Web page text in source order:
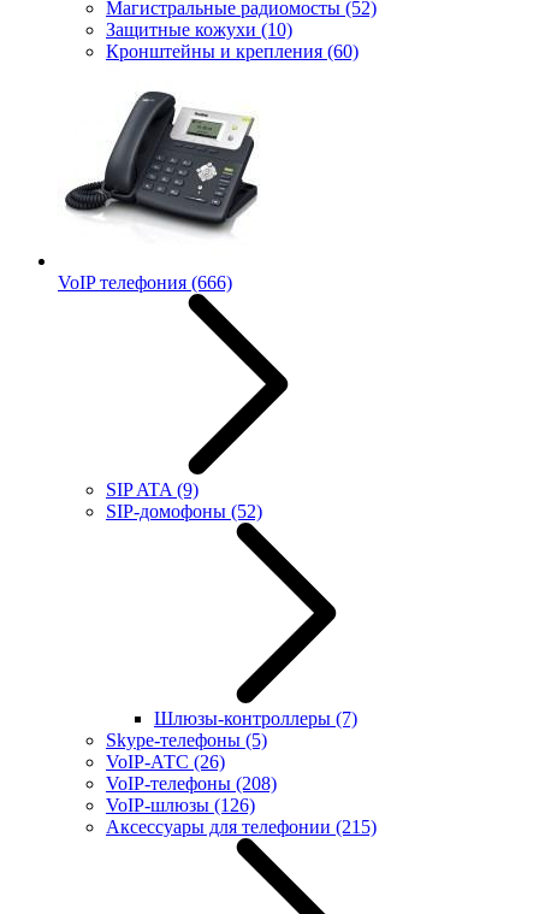
Магистральные радиомосты (52)
Защитные кожухи (10)
Кронштейны и крепления (60)
VoIP телефония (666)
SIP ATA (9)
SIP-домофоны (52)
Шлюзы-контроллеры (7)
Skype-телефоны (5)
VoIP-АТС (26)
VoIP-телефоны (208)
VoIP-шлюзы (126)
Аксессуары для телефонии (215)